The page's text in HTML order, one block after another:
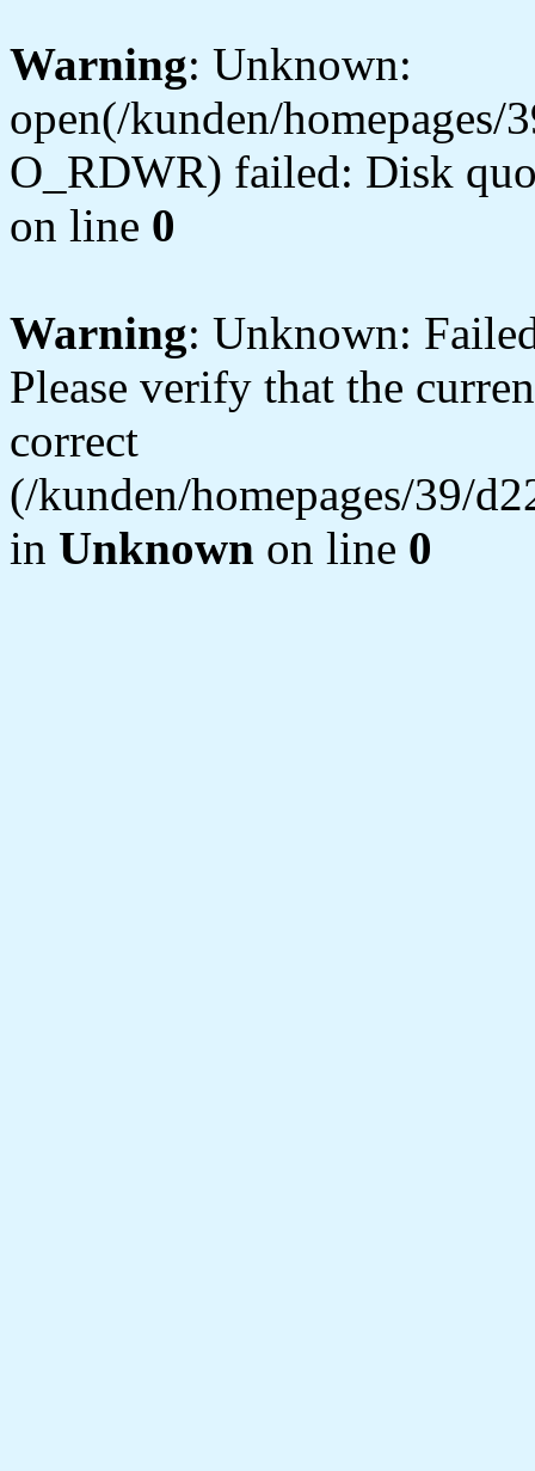
Warning: Unknown:
open(/kunden/
O_RDWR) failed: Disk
on line 0
Warning: Unknown:
Please verify that the
correct
(/kunden/homepages/39/
in Unknown on line 0